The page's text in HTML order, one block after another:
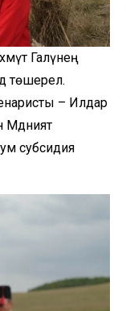
Галәүнең
төшерелә.
– Илдар
субсидия